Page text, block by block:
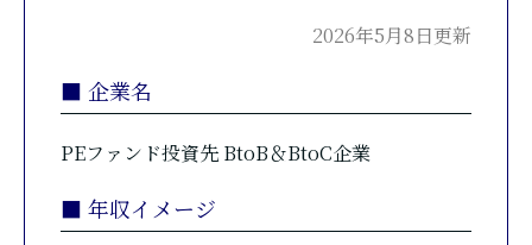
2026年5月8日更新
■ 企業名
PEファンド投資先 BtoB＆BtoC企業
■ 年収イメージ